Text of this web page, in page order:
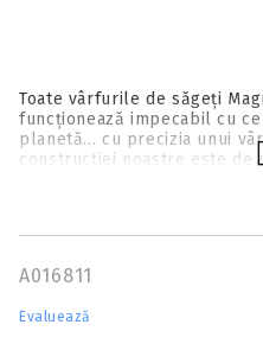
Toate vârfurile de săgeți
funcționează impecabil cu
planetă... cu precizia unui
construcției noastre este de
nevoile pentru un vârf de
A016811
Evaluează